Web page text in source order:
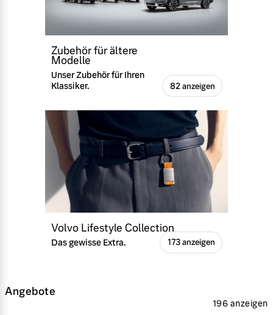
Zubehör für ältere
Modelle
Unser Zubehör für Ihren
Klassiker.
82 anzeigen
Volvo Lifestyle Collection
Das gewisse Extra. 173 anzeigen
Angebote
196 anzeigen